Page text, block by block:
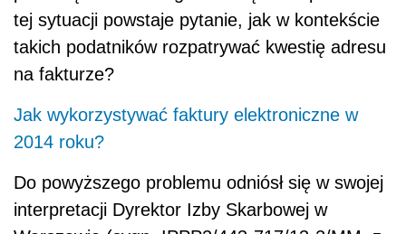
tej sytuacji powstaje pytanie, jak w kontekście
takich podatników rozpatrywać kwestię adresu
na fakturze?
Jak wykorzystywać faktury elektroniczne w
2014 roku?
Do powyższego problemu odniósł się w swojej
interpretacji Dyrektor Izby Skarbowej w